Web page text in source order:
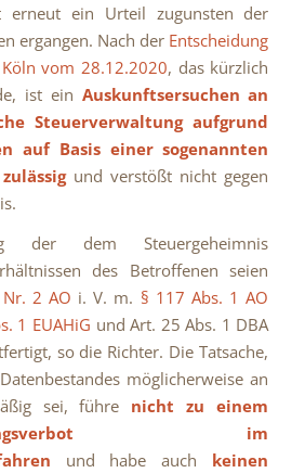
erneut ein Urteil zugunsten der
ergangen. Nach der Entscheidung
vom 28.12.2020, das kürzlich
ist ein Auskunftsersuchen an
Steuerverwaltung aufgrund
auf Basis einer sogenannten
und verstößt nicht gegen
der dem Steuergeheimnis
des Betroffenen seien
2 AO i. V. m. § 117 Abs. 1 AO
1 EUAHiG und Art. 25 Abs. 1 DBA
so die Richter. Die Tatsache,
möglicherweise an
sei, führe nicht zu einem
im
und habe auch keinen